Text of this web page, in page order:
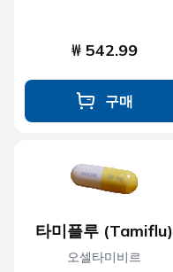
₩ 542.99
구매
타미플루 (Tamiflu)
오셀타미비르